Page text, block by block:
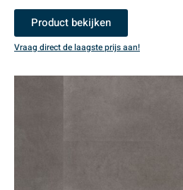
Product bekijken
Vraag direct de laagste prijs aan!